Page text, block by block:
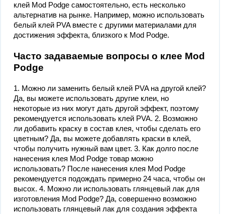
клей Mod Podge самостоятельно, есть несколько
альтернатив на рынке. Например, можно использовать
белый клей PVA вместе с другими материалами для
достижения эффекта, близкого к Mod Podge.
Часто задаваемые вопросы о клее Mod
Podge
1. Можно ли заменить белый клей PVA на другой клей?
Да, вы можете использовать другие клеи, но
некоторые из них могут дать другой эффект, поэтому
рекомендуется использовать клей PVA. 2. Возможно
ли добавить краску в состав клея, чтобы сделать его
цветным? Да, вы можете добавлять краски в клей,
чтобы получить нужный вам цвет. 3. Как долго после
нанесения клея Mod Podge товар можно
использовать? После нанесения клея Mod Podge
рекомендуется подождать примерно 24 часа, чтобы он
высох. 4. Можно ли использовать глянцевый лак для
изготовления Mod Podge? Да, совершенно возможно
использовать глянцевый лак для создания эффекта